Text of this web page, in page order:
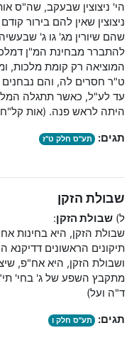
הי' ניצוצין שבעקב, שה"ס
ניצוצין שאין להם בירור
שהם שיורין מג' גו ג'
להתברר מבחינת המ"ן
המוציאה רק קומת מלכות,
ט"ר חסרים לה, והם נבחנים
עד לע"ל, כאשר תתגלה
היתה לראש פנה. (אות
תגים: תע"ס חלק ט"ז
שבולת הזקן
ל) שבולת הזקן:
שבולת הזקן, היא בחינות
תיקונים הראשונים דדיקנא
ושבולת הזקן, היא אח"פ,
מתקבץ השפע של ג' בחי'
ד"ה ועל)
תגים: תע"ס חלק ו